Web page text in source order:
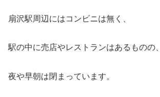
扇沢駅周辺にはコンビニは無く、
駅の中に売店やレストランはあるものの、
夜や早朝は閉まっています。